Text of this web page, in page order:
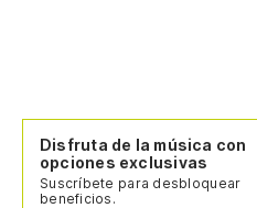
Disfruta de la música con
opciones exclusivas
Suscríbete para desbloquear
beneficios.